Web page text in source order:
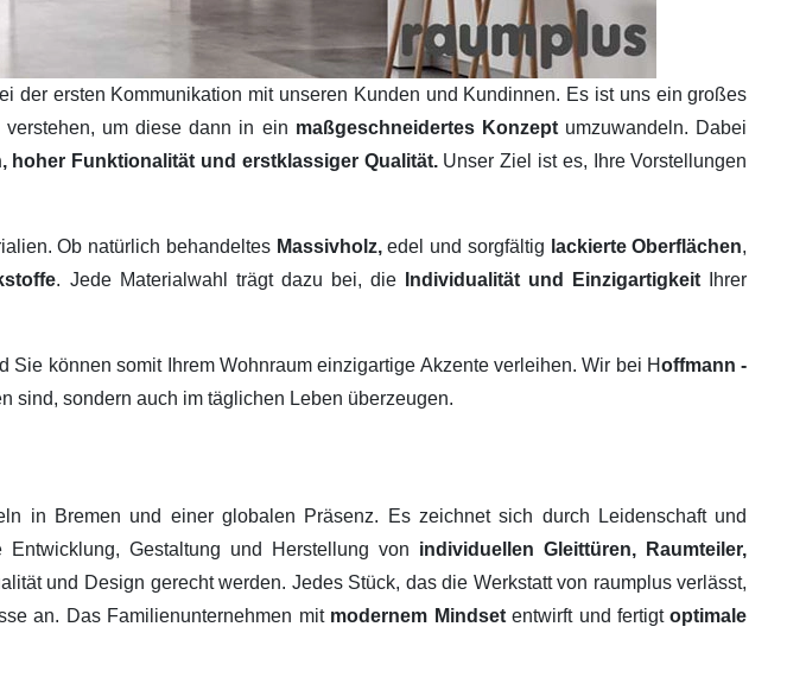
der ersten Kommunikation mit unseren Kunden und Kundinnen. Es ist uns ein großes
um diese dann in ein maßgeschneidertes Konzept umzuwandeln. Dabei
hoher Funktionalität und erstklassiger Qualität.Unser Ziel ist es, Ihre Vorstellungen
Ob natürlich behandeltes Massivholz,edel und sorgfältig lackierte Oberflächen,
. Jede Materialwahl trägt dazu bei, die Individualität und Einzigartigkeit
Ihrer
Sie können somit Ihrem Wohnraum einzigartige Akzente verleihen. Wir bei Hoffmann -
sind, sondern auch im täglichen Leben überzeugen.
in Bremen und einer globalen Präsenz. Es zeichnet sich durch Leidenschaft und
Gestaltung und Herstellung von individuellen Gleittüren, Raumteiler,
und Design gerecht werden. Jedes Stück, das die Werkstatt von raumplus verlässt,
an. Das Familienunternehmen mit modernem Mindsetentwirft und fertigtoptimale